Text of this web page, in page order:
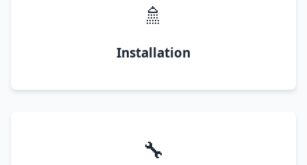
🚿
Installation
🔧